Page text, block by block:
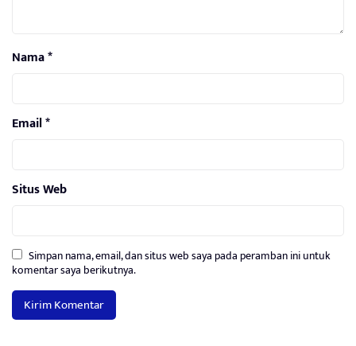
Nama*
Email*
Situs Web
Simpan nama, email, dan situs web saya pada peramban ini untuk
komentar saya berikutnya.